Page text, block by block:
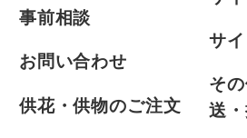
事前相談
お問い合わせ
供花・供物のご注文
サ
そ
送